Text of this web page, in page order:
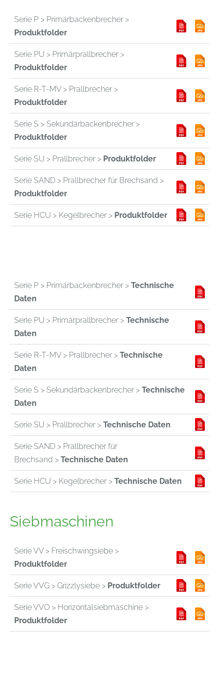
Serie P > Primärbackenbrecher >
Produktfolder
Serie PU > Primärprallbrecher >
Produktfolder
Serie R-T-MV > Prallbrecher >
Produktfolder
Serie S > Sekundärbackenbrecher >
Produktfolder
Serie SU > Prallbrecher > Produktfolder
Serie SAND > Prallbrecher für Brechsand >
Produktfolder
Serie HCU > Kegelbrecher > Produktfolder
Serie P > Primärbackenbrecher > Technische
Daten
Serie PU > Primärprallbrecher > Technische
Daten
Serie R-T-MV > Prallbrecher > Technische
Daten
Serie S > Sekundärbackenbrecher > Technische
Daten
Serie SU > Prallbrecher > Technische Daten
Serie SAND > Prallbrecher für
Brechsand > Technische Daten
Serie HCU > Kegelbrecher > Technische Daten
Siebmaschinen
Serie VV > Freischwingsiebe >
Produktfolder
Serie VVG > Grizzlysiebe > Produktfolder
Serie VVO > Horizontalsiebmaschine >
Produktfolder